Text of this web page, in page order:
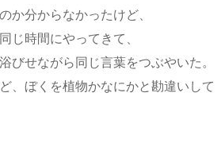
か分からなかったけど、
じ時間にやってきて、
びせながら同じ言葉をつぶやいた。
、ぼくを植物かなにかと勘違いして